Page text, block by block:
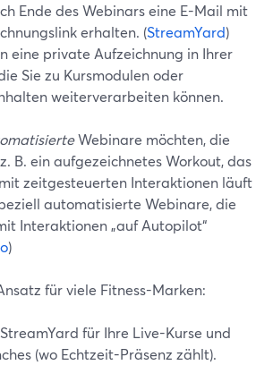
Ende des Webinars eine E-Mail mit
erhalten. (StreamYard)
eine private Aufzeichnung in Ihrer
Sie zu Kursmodulen oder
weiterverarbeiten können.
Webinare möchten, die
B. ein aufgezeichnetes Workout, das
zeitgesteuerten Interaktionen läuft
automatisierte Webinare, die
Interaktionen „auf Autopilot“
)
für viele Fitness-Marken:
für Ihre Live-Kurse und
(wo Echtzeit-Präsenz zählt).